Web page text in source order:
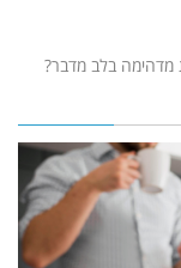
בלב מדבר?